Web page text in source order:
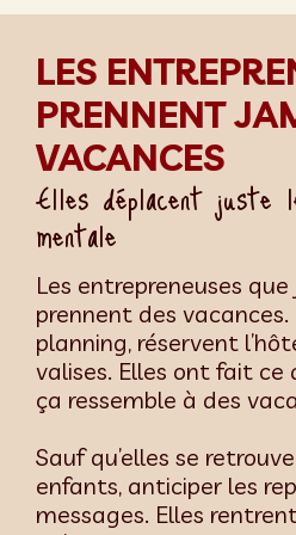
LES
PRENNENT
VACANCES
Elles déplacent juste
mentale
Les entrepreneuses que
prennent des
planning, réservent
valises. Elles ont fait ce
ça ressemble à des
Sauf qu’elles se
enfants, anticiper les
messages. Elles